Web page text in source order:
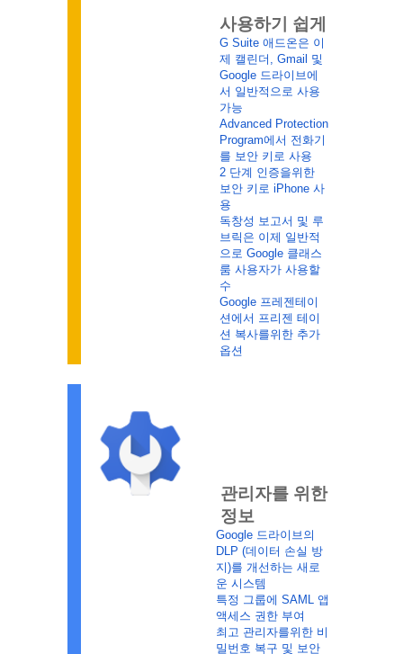
사용하기 쉽게
G Suite 애드온은 이
제 캘린더, Gmail 및
Google 드라이브에
서 일반적으로 사용
가능
Advanced Protection
Program에서 전화기
를 보안 키로 사용
2 단계 인증을위한
보안 키로 iPhone 사
용
독창성 보고서 및 루
브릭은 이제 일반적
으로 Google 클래스
룸 사용자가 사용할
수
Google 프레젠테이
션에서 프리젠 테이
션 복사를위한 추가
옵션
관리자를 위한
정보
Google 드라이브의
DLP (데이터 손실 방
지)를 개선하는 새로
운 시스템
특정 그룹에 SAML 앱
액세스 권한 부여
최고 관리자를위한 비
밀번호 복구 및 보안